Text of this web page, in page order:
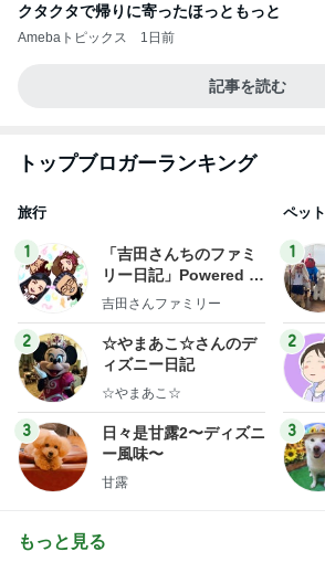
クタクタで帰りに寄ったほっともっと
Amebaトピックス 1日前
記事を読む
トップブロガーランキング
旅行
1
「吉田さんちのファミ
リー日記」Powered b
y Ameba 吉田さんファ
ログ
吉田さんファミリー
2
☆やまあこ☆さんのデ
ィズニー日記
☆やまあこ☆
3
日々是甘露2〜ディズニ
ー風味〜
甘露
ペット
1
2
3
もっと見る